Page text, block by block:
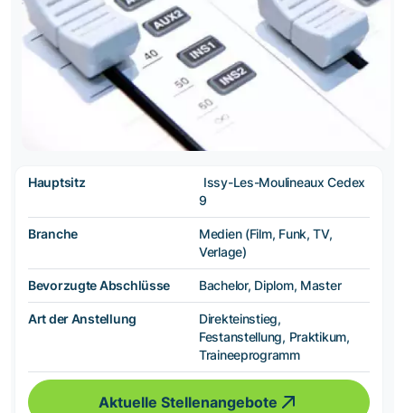
Hauptsitz
Issy-Les-Moulineaux Cedex
9
Branche
Medien (Film, Funk, TV,
Verlage)
Bevorzugte Abschlüsse Bachelor, Diplom, Master
Art der Anstellung
Direkteinstieg,
Festanstellung, Praktikum,
Traineeprogramm
Aktuelle Stellenangebote